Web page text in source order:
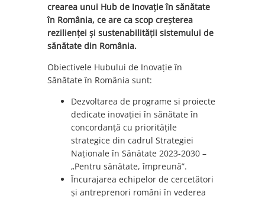
crearea unui Hub de Inovație în sănătate
în România, ce are ca scop creșterea
rezilienței și sustenabilității sistemului de
sănătate din România.
Obiectivele Hubului de Inovație în
Sănătate în România sunt:
Dezvoltarea de programe si proiecte
dedicate inovației în sănătate în
concordanță cu prioritățile
strategice din cadrul Strategiei
Naționale în Sănătate 2023-2030 –
„Pentru sănătate, împreună”.
Încurajarea echipelor de cercetători
și antreprenori români în vederea